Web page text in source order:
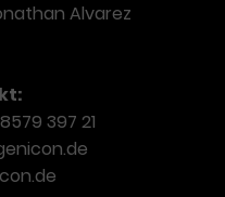
Alvarez
397 21